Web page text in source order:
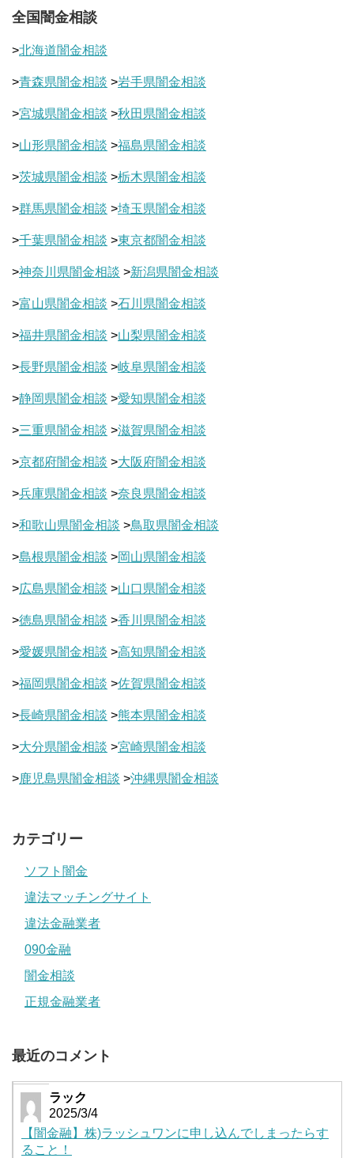
全国闇金相談
>北海道闇金相談
>青森県闇金相談 >岩手県闇金相談
>宮城県闇金相談 >秋田県闇金相談
>山形県闇金相談 >福島県闇金相談
>茨城県闇金相談 >栃木県闇金相談
>群馬県闇金相談 >埼玉県闇金相談
>千葉県闇金相談 >東京都闇金相談
>神奈川県闇金相談 >新潟県闇金相談
>富山県闇金相談 >石川県闇金相談
>福井県闇金相談 >山梨県闇金相談
>長野県闇金相談 >岐阜県闇金相談
>静岡県闇金相談 >愛知県闇金相談
>三重県闇金相談 >滋賀県闇金相談
>京都府闇金相談 >大阪府闇金相談
>兵庫県闇金相談 >奈良県闇金相談
>和歌山県闇金相談 >鳥取県闇金相談
>島根県闇金相談 >岡山県闇金相談
>広島県闇金相談 >山口県闇金相談
>徳島県闇金相談 >香川県闇金相談
>愛媛県闇金相談 >高知県闇金相談
>福岡県闇金相談 >佐賀県闇金相談
>長崎県闇金相談 >熊本県闇金相談
>大分県闇金相談 >宮崎県闇金相談
>鹿児島県闇金相談 >沖縄県闇金相談
カテゴリー
ソフト闇金
違法マッチングサイト
違法金融業者
090金融
闇金相談
正規金融業者
最近のコメント
ラック
2025/3/4
【闇金融】株)ラッシュワンに申し込んでしまったらす
ること！